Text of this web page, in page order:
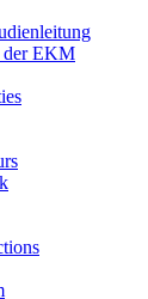
der EKM